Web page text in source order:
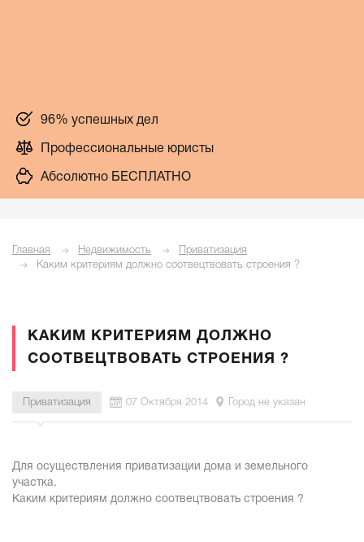
96% успешных дел
Профессиональные юристы
Абсолютно БЕСПЛАТНО
Главная Недвижимость
Приватизация
Каким критериям должно соотвецтвовать строения ?
КАКИМ КРИТЕРИЯМ ДОЛЖНО
СООТВЕЦТВОВАТЬ СТРОЕНИЯ ?
Приватизация 07 Октября 2014 Город не указан
Для осуществления приватизации дома и земельного
участка.
Каким критериям должно соотвецтвовать строения ?